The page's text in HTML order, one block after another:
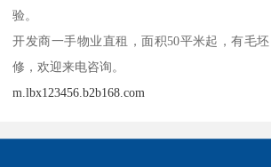
验。
开发商一手物业直租，面积50平米起，有毛
修，欢迎来电咨询。
m.lbx123456.b2b168.com